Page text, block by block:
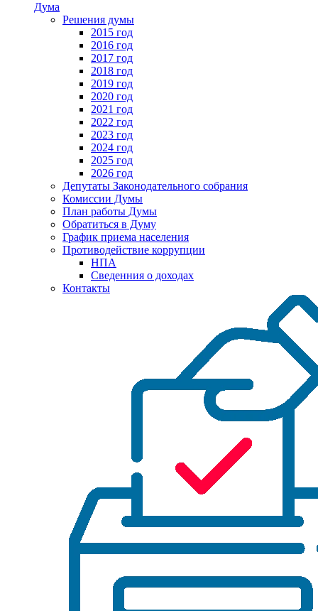
Дума
Решения думы
2015 год
2016 год
2017 год
2018 год
2019 год
2020 год
2021 год
2022 год
2023 год
2024 год
2025 год
2026 год
Депутаты Законодательного собрания
Комиссии Думы
План работы Думы
Обратиться в Думу
График приема населения
Противодействие коррупции
НПА
Сведенния о доходах
Контакты